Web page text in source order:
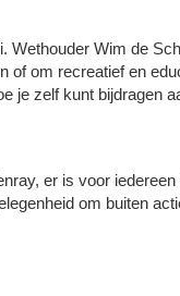
Wethouder Wim de
of om recreatief en
je zelf kunt bijdragen
er is voor
om buiten